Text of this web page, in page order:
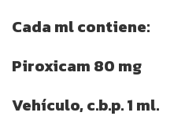
Cada ml contiene:
Piroxicam 80 mg
Vehículo, c.b.p. 1 ml.